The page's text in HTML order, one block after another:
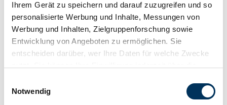
Ihrem Gerät zu speichern und darauf zuzugreifen und so
personalisierte Werbung und Inhalte, Messungen von
Werbung und Inhalten, Zielgruppenforschung sowie
Entwicklung von Angeboten zu ermöglichen. Sie
entscheiden darüber, wer Ihre Daten für welche Zwecke
Trigger Symbol ändern oder widerrufen
Notwendig
/34
1963 | Cadillac Eldorado Biarritz Convertible
€ 49.900